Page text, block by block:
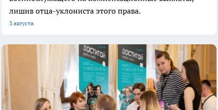
лишив отца-уклониста этого права.
3 августа